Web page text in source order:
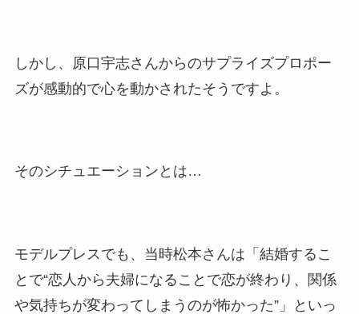
しかし、原口宇志さんからのサプライズプロポー
ズが感動的で心を動かされたそうですよ。
そのシチュエーションとは…
モデルプレスでも、当時松本さんは「結婚するこ
とで“恋人から夫婦になることで恋が終わり、関係
や気持ちが変わってしまうのが怖かった”」といっ